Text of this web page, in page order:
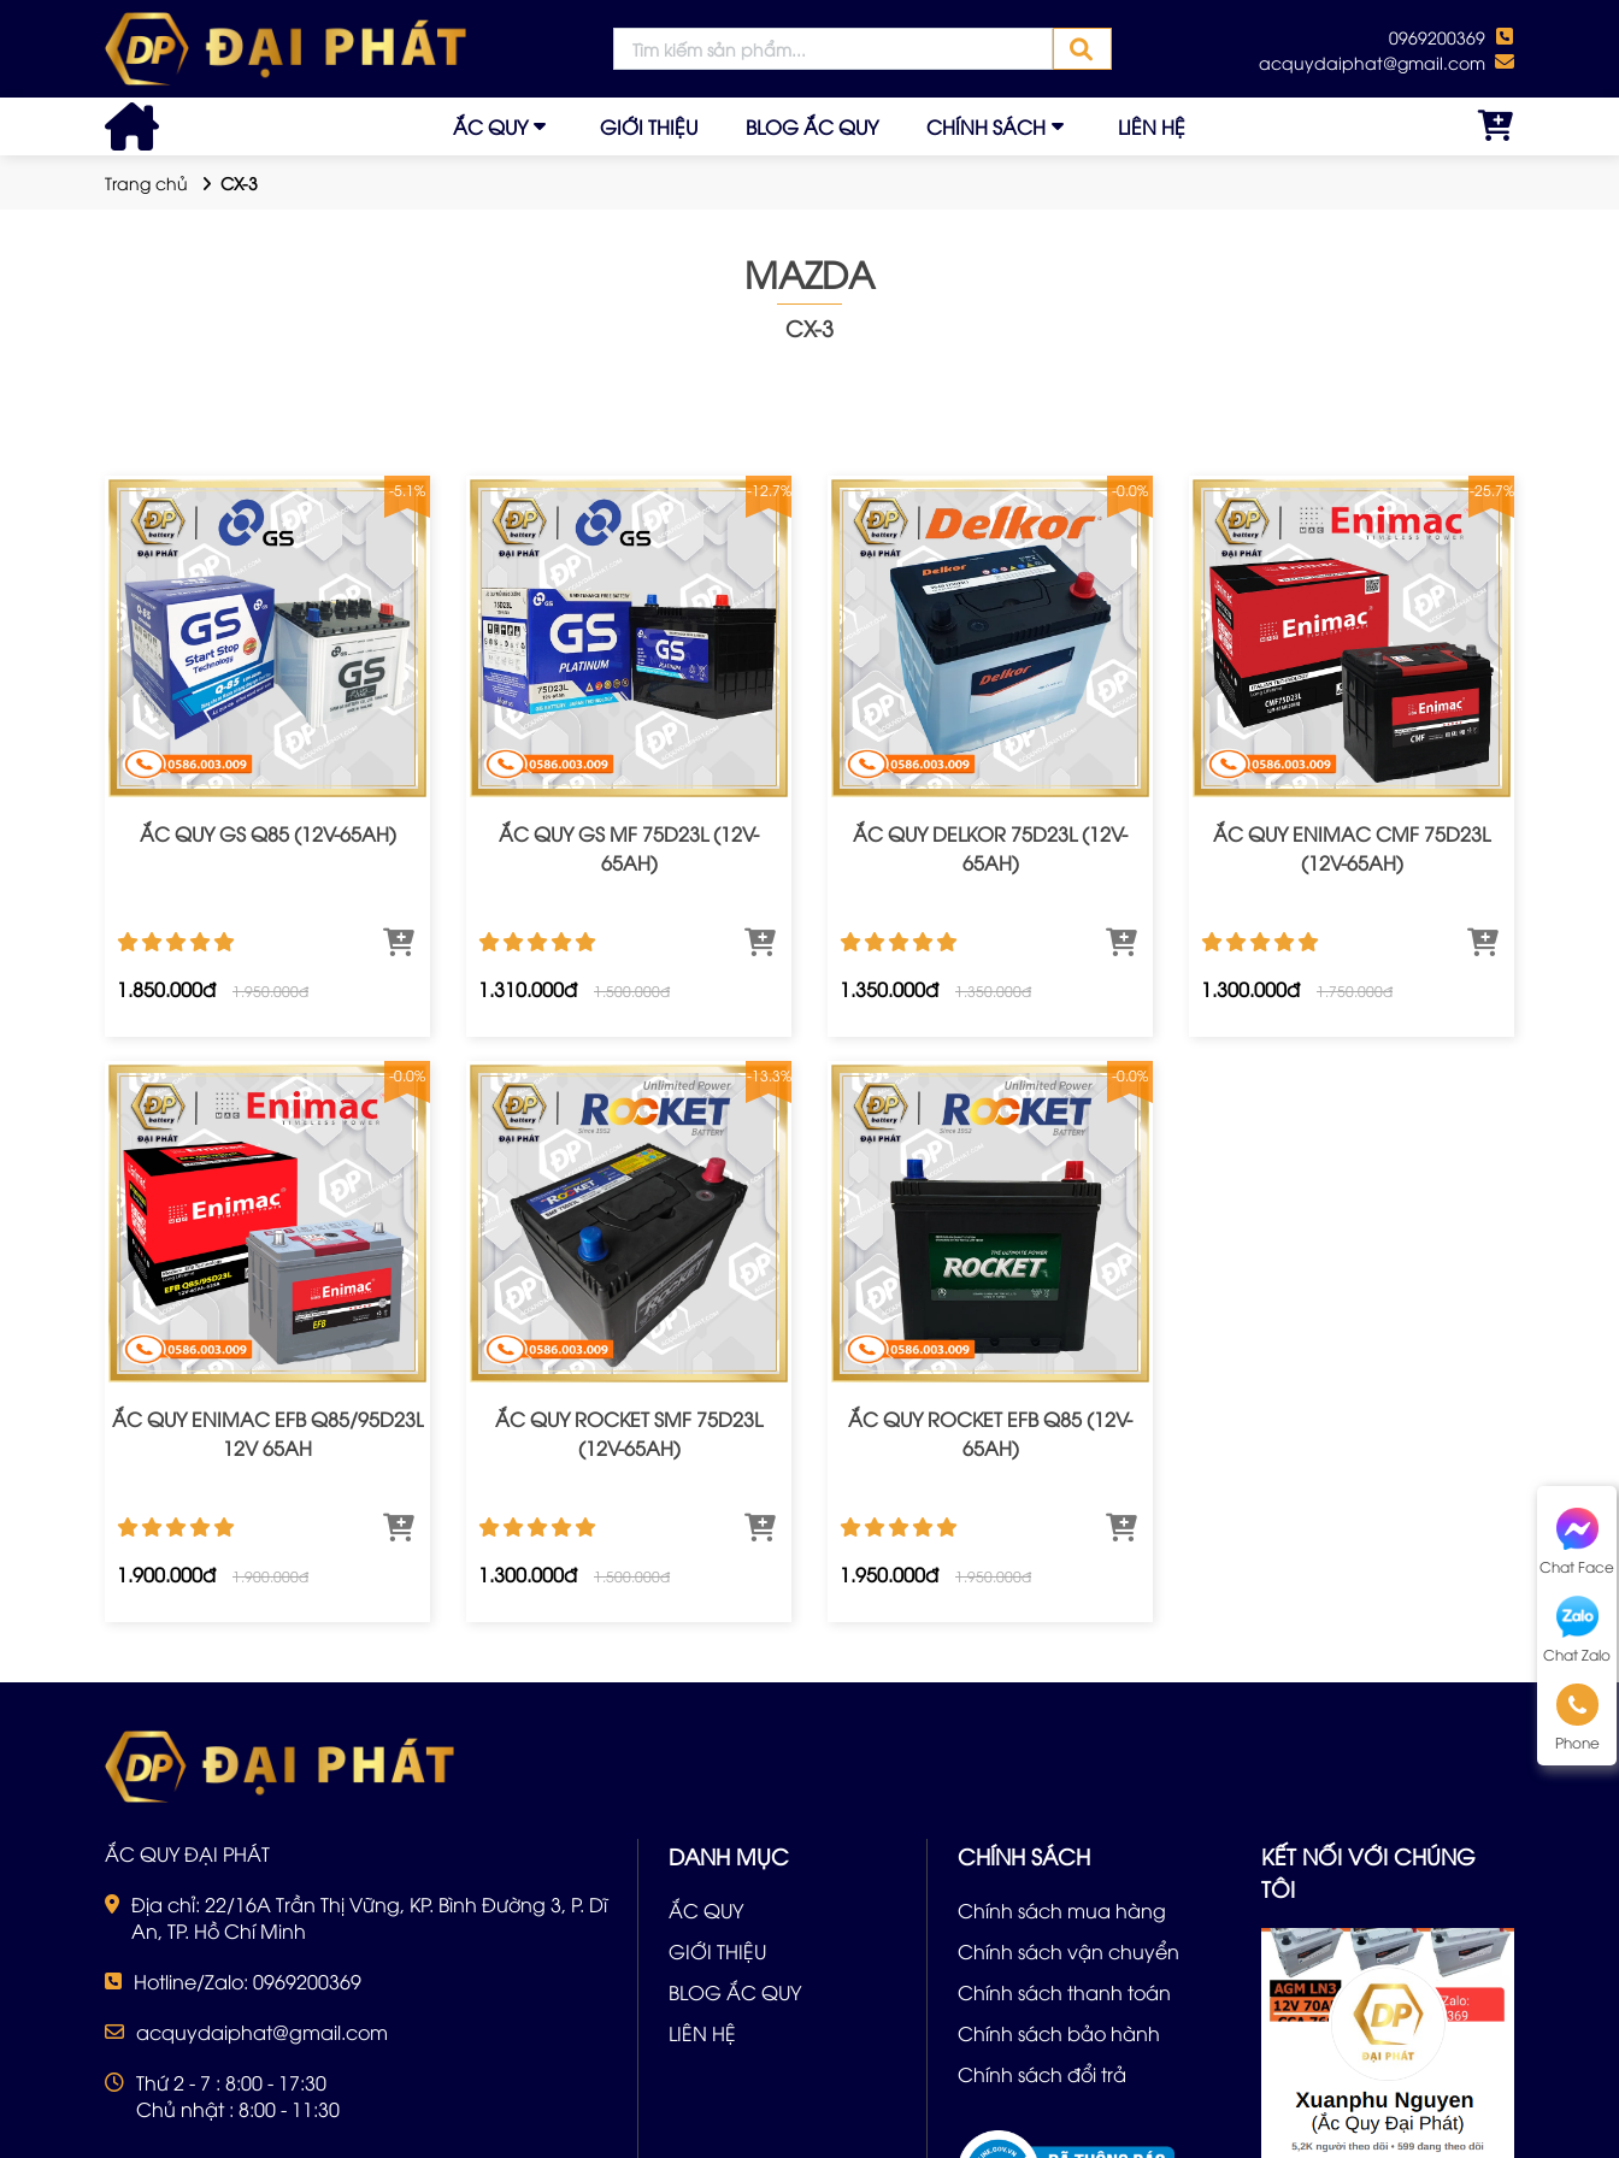
0969200369
acquydaiphat@gmail.com
ẮC QUY GIỚI THIỆU BLOG ẮC QUY CHÍNH SÁCH LIÊN HỆ
Chat Face
Chat Zalo
Phone
Trang chủ CX-3
MAZDA
CX-3
-5.1%
ẮC QUY GS Q85 (12V-65AH)
1.850.000đ 1.950.000đ
-12.7%
ẮC QUY GS MF 75D23L (12V-
65AH)
1.310.000đ 1.500.000đ
-0.0%
ẮC QUY DELKOR 75D23L (12V-
65AH)
1.350.000đ 1.350.000đ
-25.7%
ẮC QUY ENIMAC CMF 75D23L
(12V-65AH)
1.300.000đ 1.750.000đ
-0.0%
ẮC QUY ENIMAC EFB Q85/95D23L
12V 65AH
1.900.000đ 1.900.000đ
-13.3%
ẮC QUY ROCKET SMF 75D23L
(12V-65AH)
1.300.000đ 1.500.000đ
-0.0%
ẮC QUY ROCKET EFB Q85 (12V-
65AH)
1.950.000đ 1.950.000đ
ẮC QUY ĐẠI PHÁT
Địa chỉ: 22/16A Trần Thị Vững, KP. Bình Đường 3, P. Dĩ
An, TP. Hồ Chí Minh
Hotline/Zalo: 0969200369
acquydaiphat@gmail.com
Thứ 2 - 7 : 8:00 - 17:30
Chủ nhật : 8:00 - 11:30
DANH MỤC
ẮC QUY
GIỚI THIỆU
BLOG ẮC QUY
LIÊN HỆ
CHÍNH SÁCH
Chính sách mua hàng
Chính sách vận chuyển
Chính sách thanh toán
Chính sách bảo hành
Chính sách đổi trả
KẾT NỐI VỚI CHÚNG
TÔI